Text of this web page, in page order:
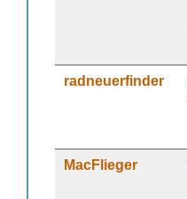
radneuerfinder
MacFlieger